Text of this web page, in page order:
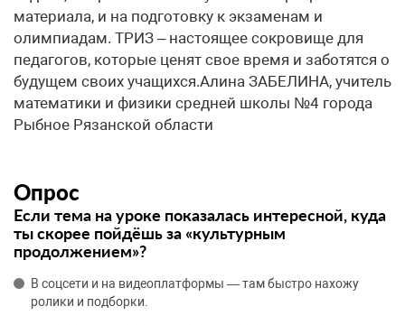
материала, и на подготовку к экзаменам и
олимпиадам. ТРИЗ – настоящее сокровище для
педагогов, которые ценят свое время и заботятся о
будущем своих учащихся.​Алина ЗАБЕЛИНА, учитель
математики и физики средней школы №4 города
Рыбное Рязанской области
Опрос
Если тема на уроке показалась интересной, куда
ты скорее пойдёшь за «культурным
продолжением»?
В соцсети и на видеоплатформы — там быстро нахожу
ролики и подборки.